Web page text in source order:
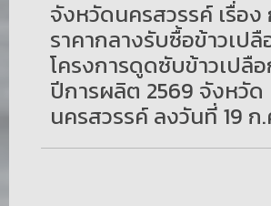
จังหวัดนครสวรรค์ เรื่อ
ราคากลางรับซื้อข้าวเป
โครงการดูดซับข้าวเปลื
ปีการผลิต 2569 จังหวัด
นครสวรรค์ ลงวันที่ 19 ก